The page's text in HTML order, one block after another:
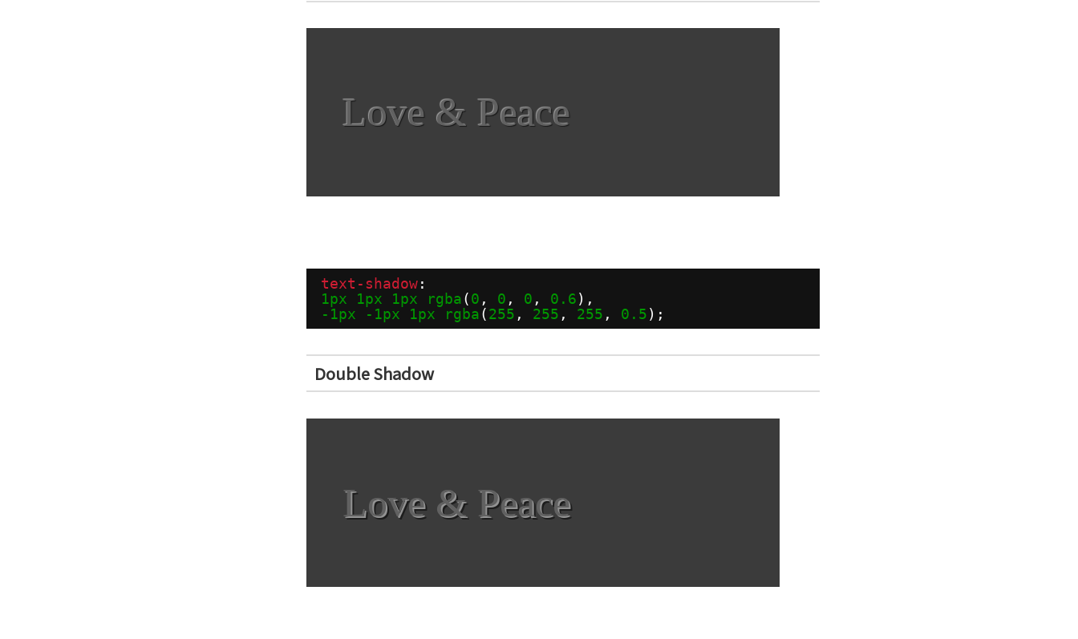
Love & Peace
text-shadow:
1px
1px 1px rgba(0 , 0 , 0 , 0.6),
-1px
-1px 1px rgba(255 , 255 , 255 , 0.5);
Double Shadow
Love & Peace